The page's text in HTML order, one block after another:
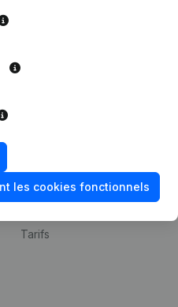
les cookies fonctionnels
Contact
Tarifs